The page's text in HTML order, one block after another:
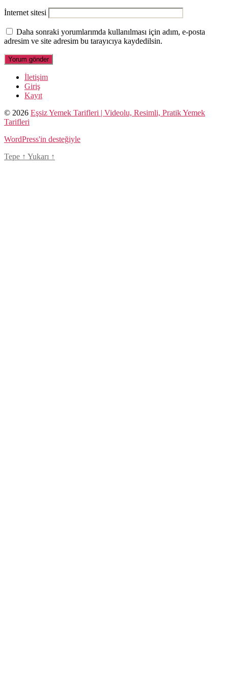
İnternet sitesi
Daha sonraki yorumlarımda kullanılması için adım, e-posta
adresim ve site adresim bu tarayıcıya kaydedilsin.
İletişim
Giriş
Kayıt
© 2026 Eşsiz Yemek Tarifleri | Videolu, Resimli, Pratik Yemek
Tarifleri
WordPress'in desteğiyle
Tepe ↑ Yukarı ↑